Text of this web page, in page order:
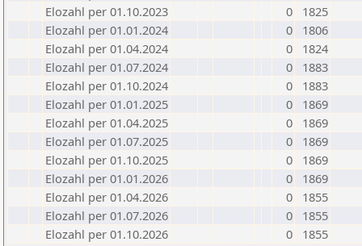
Elozahl per 01.10.2023
0
1825
Elozahl per 01.01.2024
0
1806
Elozahl per 01.04.2024
0
1824
Elozahl per 01.07.2024
0
1883
Elozahl per 01.10.2024
0
1883
Elozahl per 01.01.2025
0
1869
Elozahl per 01.04.2025
0
1869
Elozahl per 01.07.2025
0
1869
Elozahl per 01.10.2025
0
1869
Elozahl per 01.01.2026
0
1869
Elozahl per 01.04.2026
0
1855
Elozahl per 01.07.2026
0
1855
Elozahl per 01.10.2026
0 1855